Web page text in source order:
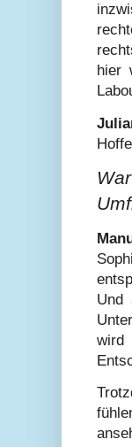
hier
Und
wird